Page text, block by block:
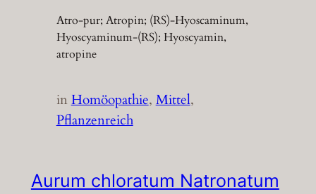
Atro-pur; Atropin; (RS)-Hyoscaminum,
Hyoscyaminum-(RS); Hyoscyamin,
atropine
inHomöopathie, Mittel
Pflanzenreich
Aurum chloratum Natronatum